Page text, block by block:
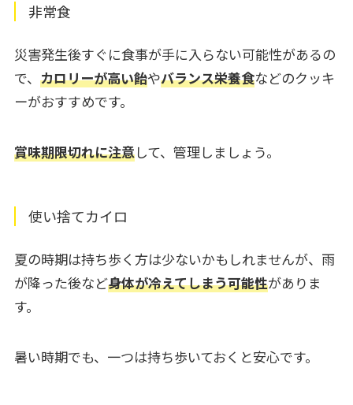
非常食
災害発生後すぐに食事が手に入らない可能性があるの
で、 カロリーが高い飴やバランス栄養食などのクッキ
ーがおすすめです。
賞味期限切れに注意して、管理しましょう。
使い捨てカイロ
夏の時期は持ち歩く方は少ないかもしれませんが、雨
が降った後など身体が冷えてしまう可能性がありま
す。
暑い時期でも、一つは持ち歩いておくと安心です。